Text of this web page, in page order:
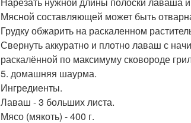
Мясной составляющей может быть
Грудку обжарить на раскаленном
Свернуть аккуратно и плотно лаваш с
раскалённой по максимуму сковороде
5. домашняя шаурма.
Ингредиенты.
Лаваш - 3 больших листа.
Мясо (мякоть) - 400 г.